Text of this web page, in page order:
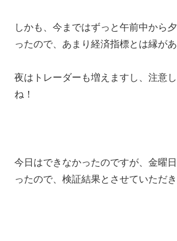
しかも、今まではずっと午前中から
ったので、あまり経済指標とは縁が
夜はトレーダーも増えますし、注意
ね！
今日はできなかったのですが、金曜
ったので、検証結果とさせていただき